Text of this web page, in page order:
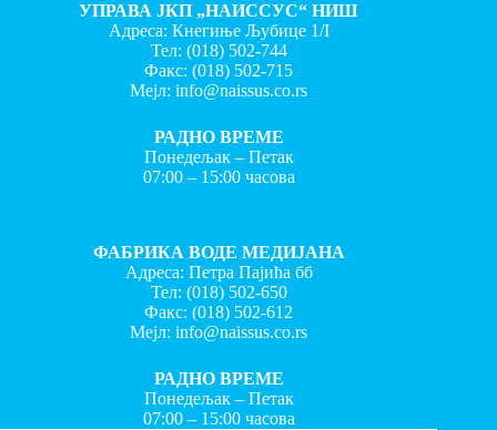
УПРАВА ЈКП „НАИССУС“ НИШ
Адреса: Кнегиње Љубице 1/I
Тел: (018) 502-744
Факс:(018) 502-715
Мејл:info@naissus.co.rs
РАДНО ВРЕМЕ
Понедељак – Петак
07:00 – 15:00 часова
ФАБРИКА ВОДЕ МЕДИЈАНА
Адреса: Петра Пајића бб
Тел: (018) 502-650
Факс:(018) 502-612
Мејл:info@naissus.co.rs
РАДНО ВРЕМЕ
Понедељак – Петак
07:00 – 15:00 часова